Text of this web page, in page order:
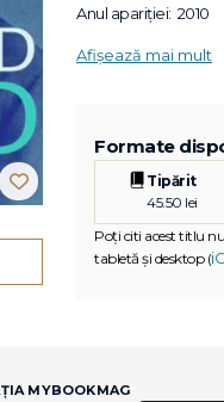
Anul apariției: 2010
Afișează mai mult
Formate
Tipărit
45.50 lei
Poți citi acest titlu
tabletă și desktop (
MYBOOKMAG